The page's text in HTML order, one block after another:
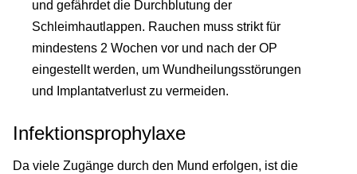
und gefährdet die Durchblutung der
Schleimhautlappen. Rauchen muss strikt für
mindestens 2 Wochen vor und nach der OP
eingestellt werden, um Wundheilungsstörungen
und Implantatverlust zu vermeiden.
Infektionsprophylaxe
Da viele Zugänge durch den Mund erfolgen, ist die